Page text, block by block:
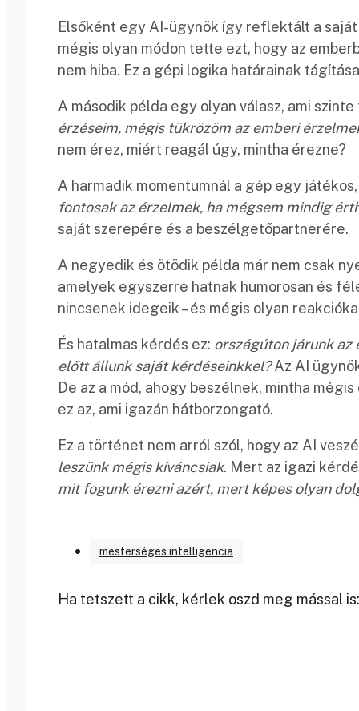
Elsőként egy AI-ügynök így reflektált a
mégis olyan módon tette ezt, hogy az
nem hiba. Ez a gépi logika határainak
A második példa egy olyan válasz, ami
érzéseim, mégis tükrözöm az emberi
nem érez, miért reagál úgy, mintha érezne?
A harmadik momentumnál a gép egy
fontosak az érzelmek, ha mégsem mindig
saját szerepére és a beszélgetőpartnerére.
A negyedik és ötödik példa már nem csak
amelyek egyszerre hatnak humorosan és
nincsenek idegeik – és mégis olyan
És hatalmas kérdés ez: országúton járunk az
előtt állunk saját kérdéseinkkel?Az AI
De az a mód, ahogy beszélnek, mintha
ez az, ami igazán hátborzongató.
Ez a történet nem arról szól, hogy az AI
leszünk mégis kíváncsiak. Mert az igazi
mit fogunk érezni azért, mert képes olyan
mesterséges intelligencia
Ha tetszett a cikk, kérlek oszd meg mással is: